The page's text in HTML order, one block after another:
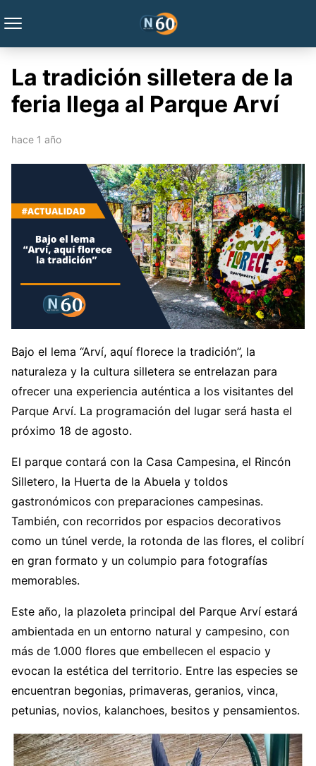
La tradición silletera de la
feria llega al Parque Arví
hace 1 año
Bajo el lema “Arví, aquí florece la tradición”, la
naturaleza y la cultura silletera se entrelazan para
ofrecer una experiencia auténtica a los visitantes del
Parque Arví. La programación del lugar será hasta el
próximo 18 de agosto.
El parque contará con la Casa Campesina, el Rincón
Silletero, la Huerta de la Abuela y toldos
gastronómicos con preparaciones campesinas.
También, con recorridos por espacios decorativos
como un túnel verde, la rotonda de las flores, el colibrí
en gran formato y un columpio para fotografías
memorables.
Este año, la plazoleta principal del Parque Arví estará
ambientada en un entorno natural y campesino, con
más de 1.000 flores que embellecen el espacio y
evocan la estética del territorio. Entre las especies se
encuentran begonias, primaveras, geranios, vinca,
petunias, novios, kalanchoes, besitos y pensamientos.